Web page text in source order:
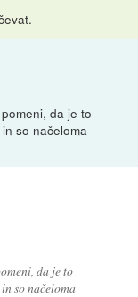
da je to
so načeloma
da je to
so načeloma